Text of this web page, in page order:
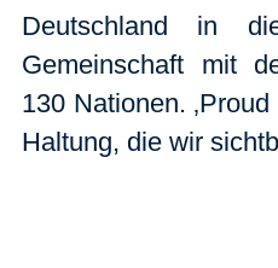
Deutschland in
Gemeinschaft mit
130 Nationen.
Haltung, die wir